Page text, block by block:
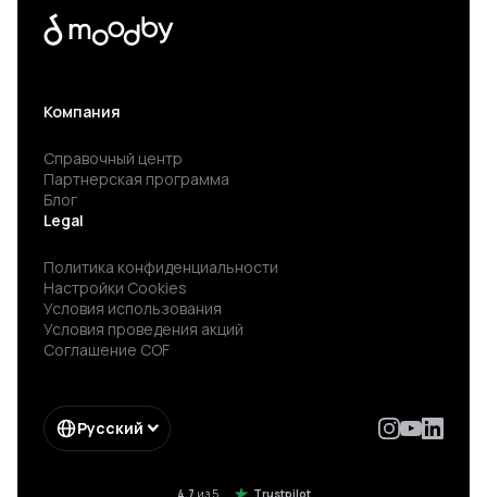
Компания
Справочный центр
Партнерская программа
Блог
Legal
Политика конфиденциальности
Настройки Cookies
Условия использования
Условия проведения акций
Соглашение COF
Русский
4.7 из 5 Trustpilot